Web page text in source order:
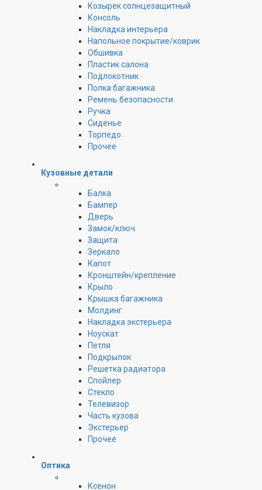
Козырек солнцезащитный
Консоль
Накладка интерьера
Напольное покрытие/коврик
Обшивка
Пластик салона
Подлокотник
Полка багажника
Ремень безопасности
Ручка
Сиденье
Торпедо
Прочее
Кузовные детали
Балка
Бампер
Дверь
Замок/ключ
Защита
Зеркало
Капот
Кронштейн/крепление
Крыло
Крышка багажника
Молдинг
Накладка экстерьера
Ноускат
Петля
Подкрылок
Решетка радиатора
Спойлер
Стекло
Телевизор
Часть кузова
Экстерьер
Прочее
Оптика
Ксенон